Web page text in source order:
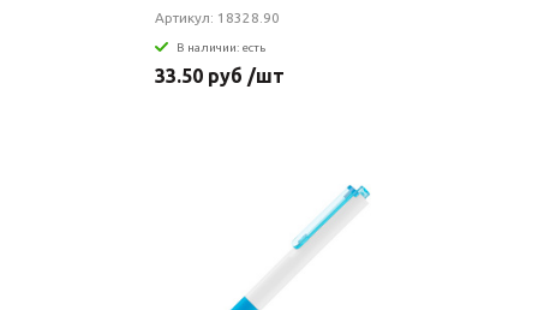
Артикул: 18328.90
В наличии: есть
33.50 руб /шт